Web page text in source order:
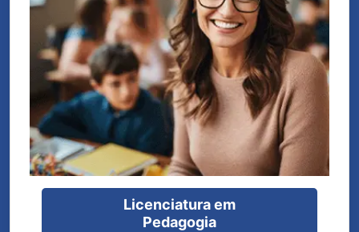
Licenciatura em
Pedagogia